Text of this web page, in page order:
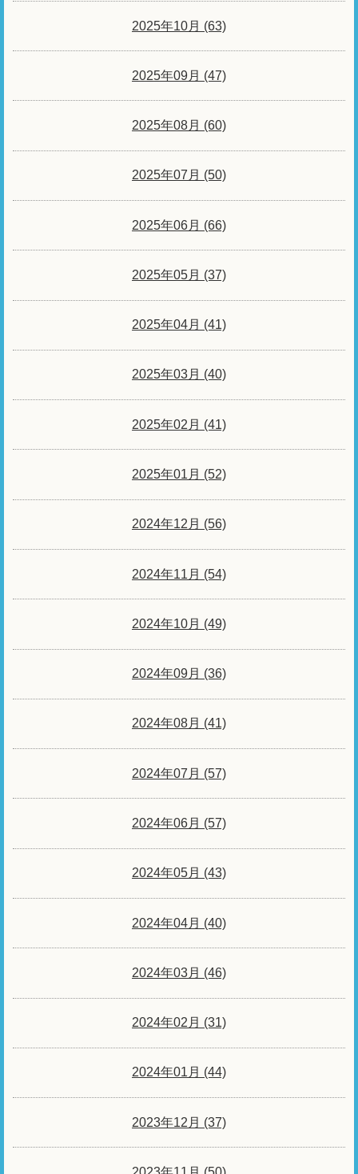
2025年10月 (63)
2025年09月 (47)
2025年08月 (60)
2025年07月 (50)
2025年06月 (66)
2025年05月 (37)
2025年04月 (41)
2025年03月 (40)
2025年02月 (41)
2025年01月 (52)
2024年12月 (56)
2024年11月 (54)
2024年10月 (49)
2024年09月 (36)
2024年08月 (41)
2024年07月 (57)
2024年06月 (57)
2024年05月 (43)
2024年04月 (40)
2024年03月 (46)
2024年02月 (31)
2024年01月 (44)
2023年12月 (37)